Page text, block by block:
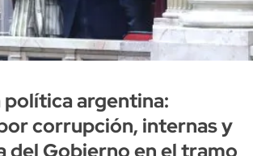
política argentina:
corrupción, internas y
del Gobierno en el tramo